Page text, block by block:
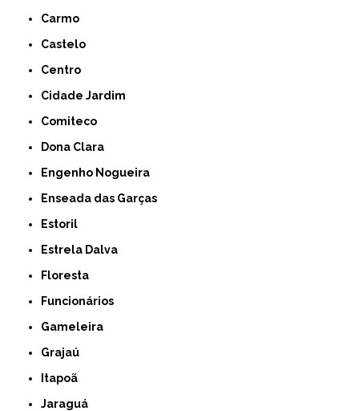
Carmo
Castelo
Centro
Cidade Jardim
Comiteco
Dona Clara
Engenho Nogueira
Enseada das Garças
Estoril
Estrela Dalva
Floresta
Funcionários
Gameleira
Grajaú
Itapoã
Jaraguá